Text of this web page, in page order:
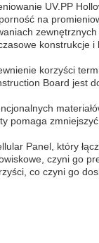
UV.PP
na
konstrukcje i
korzyści
Board jest
pomaga
Panel, który
czyni go
co czyni go